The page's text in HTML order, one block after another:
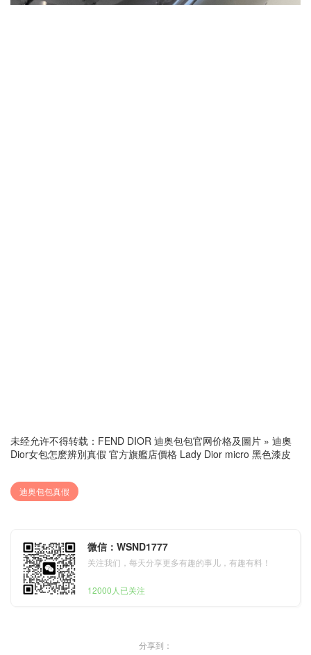
未经允许不得转载： FEND DIOR 迪奥包包官网价格及圖片 » 迪奧
Dior女包怎麽辨別真假 官方旗艦店價格 Lady Dior micro 黑色漆皮
迪奥包包真假
微信：WSND1777
关注我们，每天分享更多有趣的事儿，有趣有料！
12000人已关注
分享到：